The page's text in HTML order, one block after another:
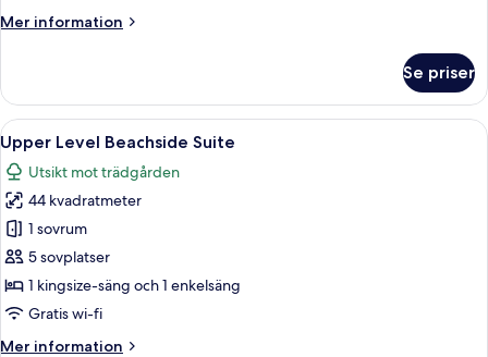
Mer information
Mer
Suite
with
Balcony
Se priser
Öppna
alla
foton
för
Upper
Level
Beachside
Suite
Upper Level Beachside Suite |
4
Upper Level Beachside Suite
Utsikt mot trädgården
44 kvadratmeter
1 sovrum
5 sovplatser
1 kingsize-säng och 1 enkelsäng
Gratis wi-fi
Mer information
Mer